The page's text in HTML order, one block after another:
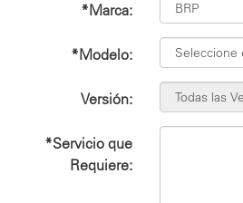
*Marca:
*Modelo:
Versión:
*Servicio que
Requiere: